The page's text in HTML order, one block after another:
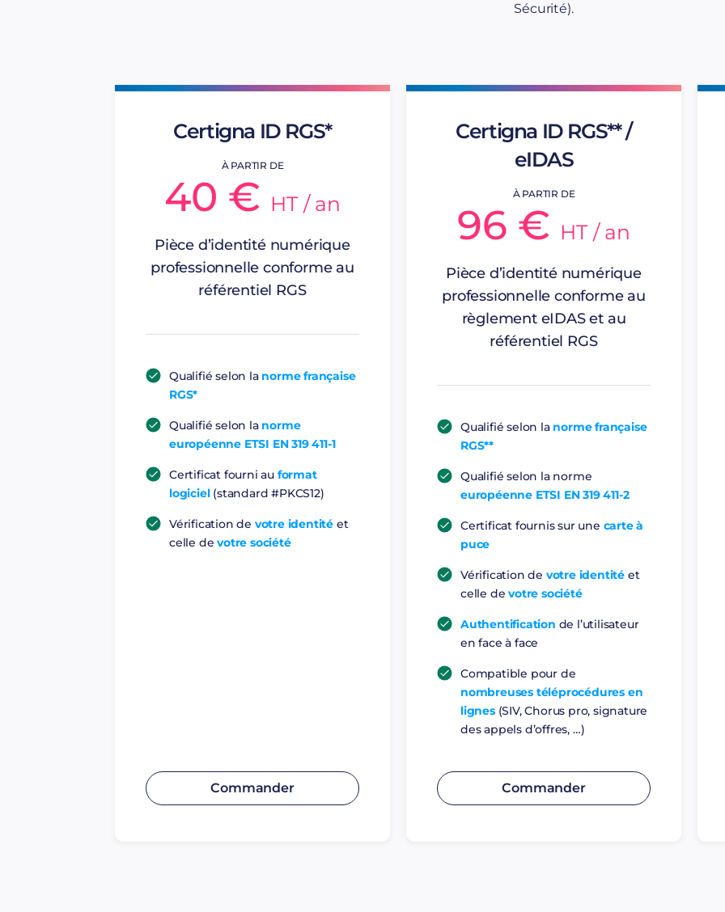
Sécurité).
Certigna ID RGS*
À PARTIR DE
40 € HT / an
Pièce d’identité numérique
professionnelle conforme au
référentiel RGS
Qualifié selon la norme française
RGS*
Qualifié selon la norme
européenne ETSI EN 319 411-1
Certificat fourni au format
logiciel(standard #PKCS12)
Vérification de votre identité et
celle devotre société
Commander
Certigna ID RGS** /
eIDAS
À PARTIR DE
96 € HT / an
Pièce d’identité numérique
professionnelle conforme au
règlement eIDAS et au
référentiel RGS
Qualifié selon la norme française
RGS**
Qualifié selon la norme
européenne ETSI EN 319 411-2
Certificat fournis sur une carte à
puce
Vérification de votre identité et
celle devotre société
Authentification de l’utilisateur
en face à face
Compatible pour de
nombreuses téléprocédures en
lignes(SIV, Chorus pro, signature
des appels d’offres, …)
Commander